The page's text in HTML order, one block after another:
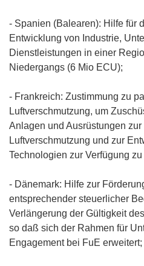
- Spanien (Balearen): Hilfe für
Entwicklung von Industrie,
Dienstleistungen in einer
Niedergangs (6 Mio ECU);
- Frankreich: Zustimmung zu
Luftverschmutzung, um
Anlagen und Ausrüstungen
Luftverschmutzung und zur
Technologien zur Verfügung
- Dänemark: Hilfe zur
entsprechender steuerlicher
Verlängerung der Gültigkeit
so daß sich der Rahmen für
Engagement bei FuE erweitert;